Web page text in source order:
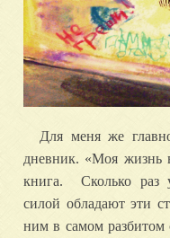
Для меня же
дневник. «Моя жизнь
книга. Сколько раз
силой обладают эти
ним в самом разбитом